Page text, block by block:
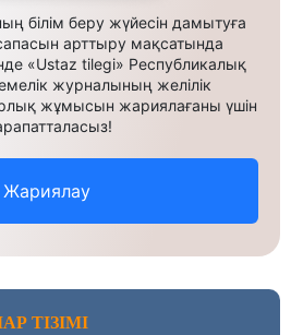
білім беру жүйесін дамытуға
арттыру мақсатында
«Ustaz tilegi» Республикалық
журналының желілік
жұмысын жариялағаны үшін
Жариялау
ТІЗІМІ